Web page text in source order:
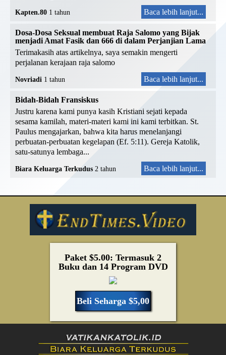
Kapten.80 1 tahun Baca lebih lanjut...
Dosa-Dosa Seksual membuat Raja Salomo yang Bijak
menjadi Amat Fasik dan 666 di dalam Perjanjian Lama
Terimakasih atas artikelnya, saya semakin mengerti
perjalanan kerajaan raja salomo
Novriadi 1 tahun Baca lebih lanjut...
Bidah-Bidah Fransiskus
Justru karena kami punya kasih Kristiani sejati kepada
sesama kamilah, materi-materi kami ini kami terbitkan. St.
Paulus mengajarkan, bahwa kita harus menelanjangi
perbuatan-perbuatan kegelapan (Ef. 5:11). Gereja Katolik,
satu-satunya lembaga...
Biara Keluarga Terkudus 2 tahun Baca lebih lanjut...
Paket $5.00: Termasuk 2
Buku dan 14 Program DVD
Beli Seharga $5,00